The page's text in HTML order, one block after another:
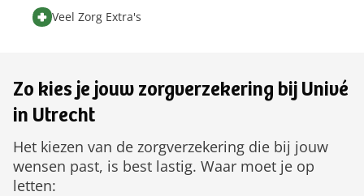
Veel Zorg Extra's
Zo kies je jouw zorgverzekering bij Univé
in Utrecht
Het kiezen van de zorgverzekering die bij jouw
wensen past, is best lastig. Waar moet je op
letten: